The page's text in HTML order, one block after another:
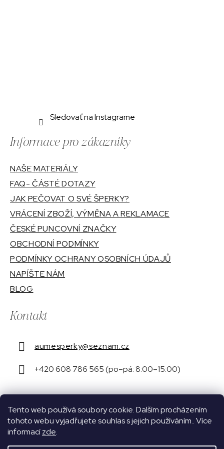
Tento web používá soubory cookie. Dalším procházením
tohoto webu vyjadřujete souhlas s jejich používáním.. Více
informacízde.
Sledovať na Instagrame
Informace pro zákazníky
NAŠE MATERIÁLY
FAQ- ČÁSTÉ DOTAZY
JAK PEČOVAT O SVÉ ŠPERKY?
VRÁCENÍ ZBOŽÍ, VÝMĚNA A REKLAMACE
ČESKÉ PUNCOVNÍ ZNAČKY
OBCHODNÍ PODMÍNKY
PODMÍNKY OCHRANY OSOBNÍCH ÚDAJŮ
NAPÍŠTE NÁM
BLOG
Kontakt
aumesperky@seznam.cz
+420 608 786 565 (po–pá: 8:00–15:00)
Jsme registrováni u Puncovního úřadu České
republiky pod číslem 16087.